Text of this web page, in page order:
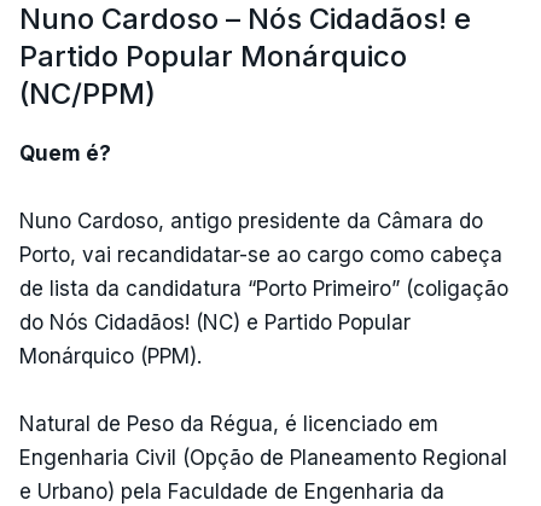
Nuno Cardoso – Nós Cidadãos! e
Partido Popular Monárquico
(NC/PPM)
Quem é?
Nuno Cardoso, antigo presidente da Câmara do
Porto, vai recandidatar-se ao cargo como cabeça
de lista da candidatura “Porto Primeiro” (coligação
do Nós Cidadãos! (NC) e Partido Popular
Monárquico (PPM).
Natural de Peso da Régua, é licenciado em
Engenharia Civil (Opção de Planeamento Regional
e Urbano) pela Faculdade de Engenharia da